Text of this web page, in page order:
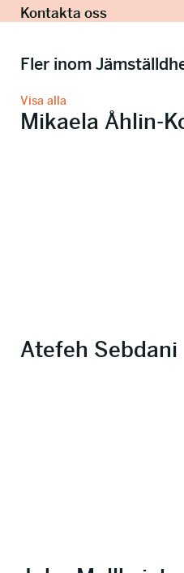
Kontakta oss
Fler inom
Visa alla
Mikaela Åhlin-
Atefeh Sebdani